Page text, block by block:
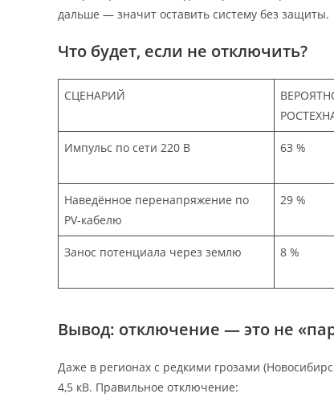
дальше — значит оставить систему без защиты.
Что будет, если не отключить?
СЦЕНАРИЙ
Импульс по сети 220 В 63 %
Наведённое перенапряжение по
PV-кабелю
29 %
Занос потенциала через землю 8 %
Вывод: отключение — это не
Даже в регионах с редкими грозами
4,5 кВ. Правильное отключение: